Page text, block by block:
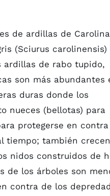
de ardillas de Carolina
(Sciurus carolinensis)
ardillas de rabo tupido,
son más abundantes
duras donde los
nueces (bellotas) para
protegerse en
tiempo; también
nidos construidos de
de los árboles son
contra de los